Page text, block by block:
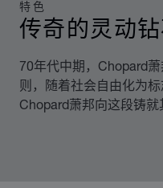
特色
传奇的灵动
70年代中期，Chopard
则，随着社会自由化为
Chopard萧邦向这段铸就